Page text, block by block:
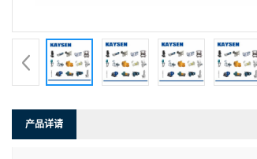
产品详请